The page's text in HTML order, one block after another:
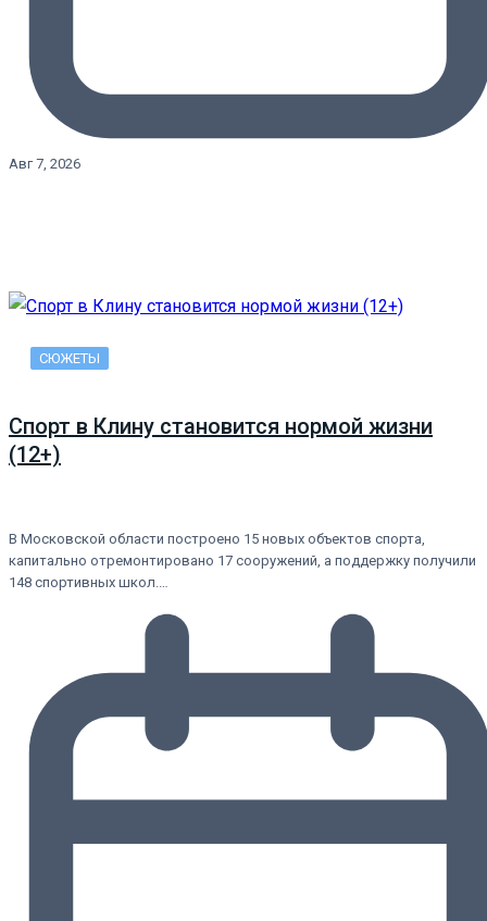
Авг 7, 2026
СЮЖЕТЫ
Спорт в Клину становится нормой жизни
(12+)
В Московской области построено 15 новых объектов спорта,
капитально отремонтировано 17 сооружений, а поддержку получили
148 спортивных школ.…